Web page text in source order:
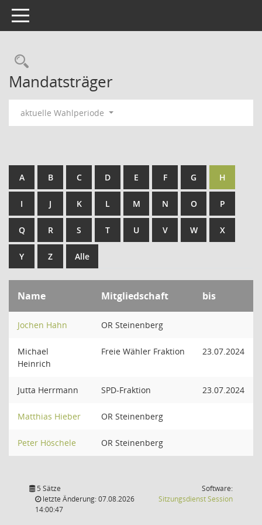
Toggle navigation
Rechercheauswahl
Mandatsträger
aktuelle Wahlperiode
A B C D E F G H
I J K L M N O P
Q R S T U V W X
Y Z Alle
Name Mitgliedschaft bis
Jochen Hahn OR Steinenberg
Michael
Heinrich
Freie Wähler Fraktion 23.07.2024
Jutta Herrmann SPD-Fraktion 23.07.2024
Matthias Hieber OR Steinenberg
Peter Höschele OR Steinenberg
5 Sätze
letzte Änderung: 07.08.2026
14:00:47
Software:
SitzungsdienstSession(Wird in